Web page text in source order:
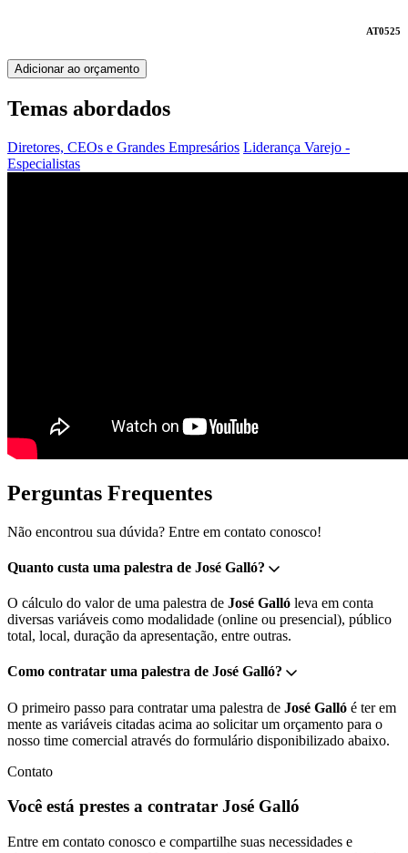
AT0525
Adicionar ao orçamento
Temas abordados
Diretores, CEOs e Grandes Empresários Liderança Varejo -
Especialistas
Perguntas Frequentes
Não encontrou sua dúvida? Entre em contato conosco!
Quanto custa uma palestra de José Galló?
O cálculo do valor de uma palestra de José Galló leva em conta
diversas variáveis como modalidade (online ou presencial), público
total, local, duração da apresentação, entre outras.
Como contratar uma palestra de José Galló?
O primeiro passo para contratar uma palestra de José Galló é ter em
mente as variáveis citadas acima ao solicitar um orçamento para o
nosso time comercial através do formulário disponibilizado abaixo.
Contato
Você está prestes a contratar José Galló
Entre em contato conosco e compartilhe suas necessidades e